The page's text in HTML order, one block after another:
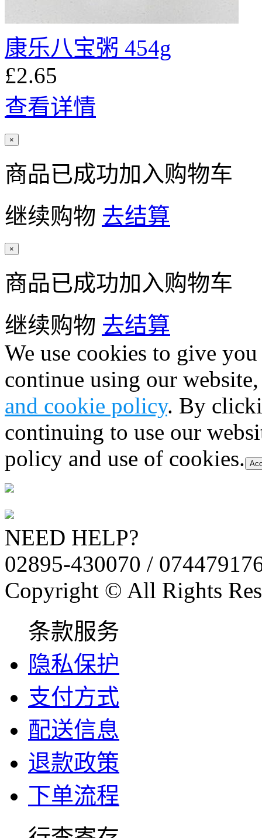
康乐八宝粥 454g
£2.65
查看详情
×
商品已成功加入购物车
继续购物 去结算
×
商品已成功加入购物车
继续购物 去结算
We use cookies to give
continue using our
and cookie policy. By
continuing to use our
policy and use of cookies.
NEED HELP?
02895-430070 /
Copyright © All Rights
条款服务
隐私保护
支付方式
配送信息
退款政策
下单流程